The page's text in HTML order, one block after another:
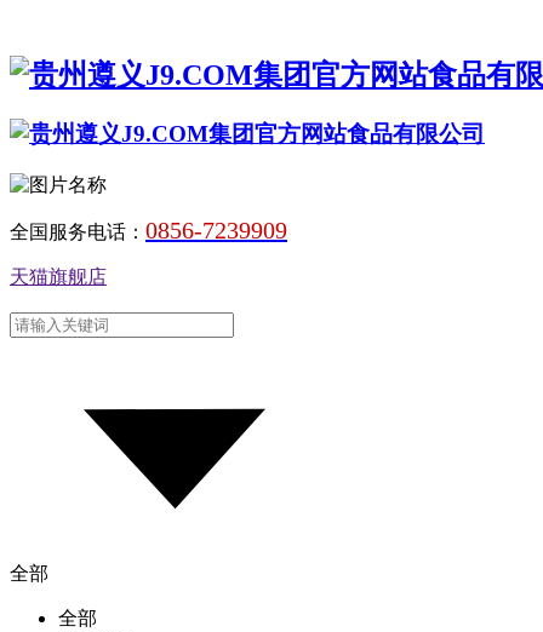
全国服务电话： 0856-7239909
天猫旗舰店
全部
全部